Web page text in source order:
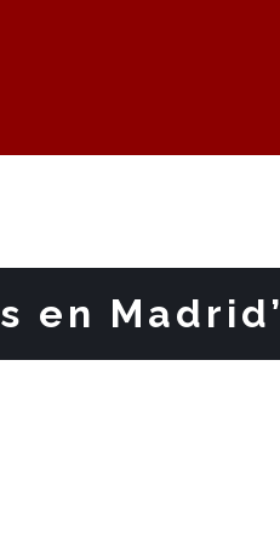
en Madrid’